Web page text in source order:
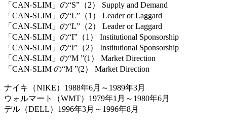
「CAN-SLIM」の“S”（2） Supply and Demand
「CAN-SLIM」の“L”（1） Leader or Laggard
「CAN-SLIM」の“L”（2） Leader or Laggard
「CAN-SLIM」の“I”（1） Institutional Sponsorship
「CAN-SLIM」の“I”（2） Institutional Sponsorship
「CAN-SLIM」の“M ”(1） Market Direction
「CAN-SLIM の“M ”(2） Market Direction
ナイキ（NIKE）1988年6月～1989年3月
ウォルマート（WMT）1979年1月～1980年6月
デル（DELL）1996年3月～1996年8月